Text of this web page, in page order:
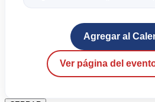
Agregar al
Ver página del